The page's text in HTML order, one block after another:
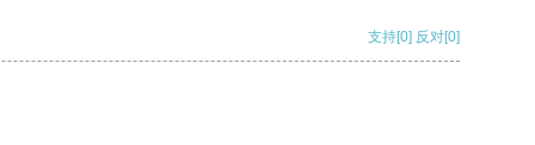
支持[0] 反对[0]